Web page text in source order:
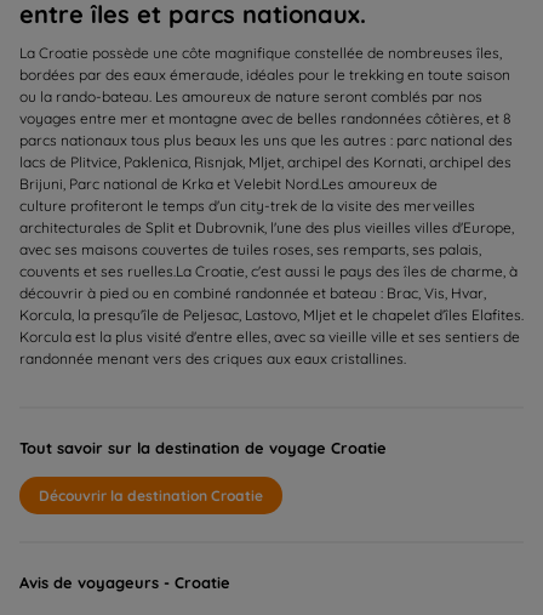
entre îles et parcs nationaux.
La Croatie possède une côte magnifique constellée de nombreuses îles,
bordées par des eaux émeraude, idéales pour le trekking en toute saison
ou la rando-bateau. Les amoureux de nature seront comblés par nos
voyages entre mer et montagne avec de belles randonnées côtières, et 8
parcs nationaux tous plus beaux les uns que les autres : parc national des
lacs de Plitvice, Paklenica, Risnjak, Mljet, archipel des Kornati, archipel des
Brijuni, Parc national de Krka et Velebit Nord.Les amoureux de
culture profiteront le temps d'un city-trek de la visite des merveilles
architecturales de Split et Dubrovnik, l'une des plus vieilles villes d'Europe,
avec ses maisons couvertes de tuiles roses, ses remparts, ses palais,
couvents et ses ruelles.La Croatie, c'est aussi le pays des îles de charme, à
découvrir à pied ou en combiné randonnée et bateau : Brac, Vis, Hvar,
Korcula, la presqu'île de Peljesac, Lastovo, Mljet et le chapelet d'îles Elafites.
Korcula est la plus visité d'entre elles, avec sa vieille ville et ses sentiers de
randonnée menant vers des criques aux eaux cristallines.
Tout savoir sur la destination de voyage Croatie
Découvrir la destination Croatie
Avis de voyageurs - Croatie